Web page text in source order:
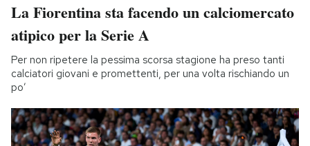
La Fiorentina sta facendo un calciomercato
atipico per la Serie A
Per non ripetere la pessima scorsa stagione ha preso tanti
calciatori giovani e promettenti, per una volta rischiando un
po’